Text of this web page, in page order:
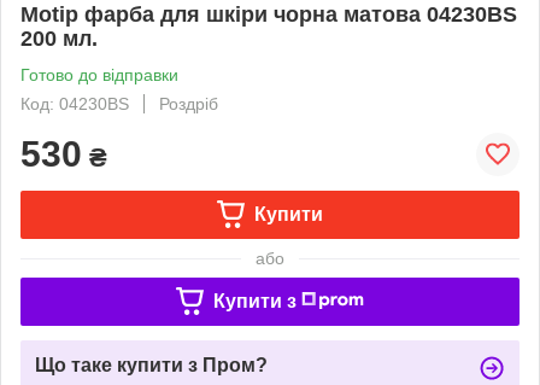
Motip фарба для шкіри чорна матова 04230BS
200 мл.
Готово до відправки
Код: 04230BS
Роздріб
530 ₴
Купити
або
Купити з
Що таке купити з Пром?